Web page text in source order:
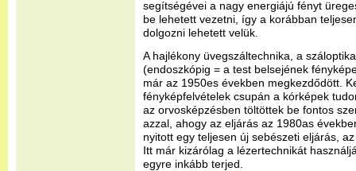
segítségévei a nagy energiájú fényt
be lehetett vezetni, így a korábban
dolgozni lehetett velük.
A hajlékony üvegszáltechnika, a
(endoszkópig = a test belsejének
már az 1950es években megkezdődött.
fényképfelvételek csupán a kórképek
az orvosképzésben töltöttek be fontos
azzal, ahogy az eljárás az 1980as
nyitott egy teljesen új sebészeti eljárás,
Itt már kizárólag a lézertechnikát
egyre inkább terjed.